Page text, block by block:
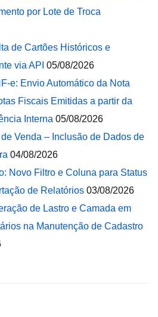
por Lote de Troca
de Cartões Históricos e
via API 05/08/2026
e: Envio Automático da Nota
Fiscais Emitidas a partir da
Interna 05/08/2026
Venda – Inclusão de Dados de
04/08/2026
Novo Filtro e Coluna para Status
de Relatórios 03/08/2026
de Lastro e Camada em
na Manutenção de Cadastro